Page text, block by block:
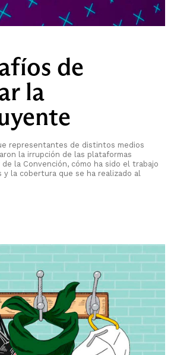
de
la
representantes de distintos medios
la irrupción de las plataformas
la Convención, cómo ha sido el trabajo
y la cobertura que se ha realizado al